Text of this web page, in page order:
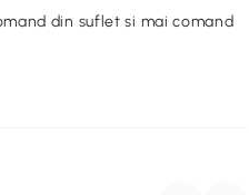
din suflet si mai comand